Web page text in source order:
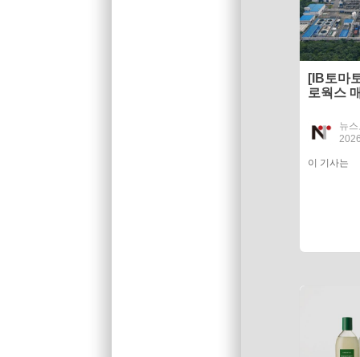
[IB토마
로웍스
뉴
이 기사는